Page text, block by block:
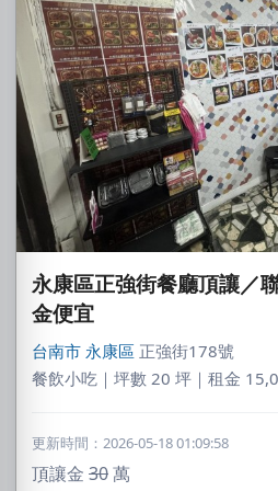
永康區正強街餐廳頂讓／
金便宜
台南市 永康區 正強街178號
餐飲小吃｜坪數 20 坪｜租金
更新時間：2026-05-18 01:09:58
頂讓金 30萬